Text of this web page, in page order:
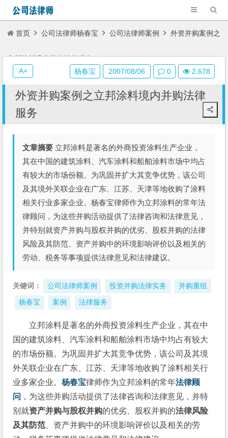
首页 公司法律师杨春宝 公司法律师案例 外资并购案例之
立邦涂料境内并购法律服务
外资并购案例之立邦涂料境内并购法律
服务
文章摘要 立邦涂料是著名的外商投资涂料生产企业，
其在中国的建筑涂料、汽车涂料和船舶涂料市场中均占
有较大的市场份额。为巩固并扩大其竞争优势，该公司
及其境外关联企业在广东、江苏、天津等地收购了涂料
相关行业多家企业。杨春宝律师作为立邦涂料的常年法
律顾问，为这些并购活动提供了法律咨询和法律意见，
并特别就资产并购与股权并购的优劣、股权并购的法律
风险及其防范、资产并购中的环境影响评价以及相关的
劳动、税务等事项提供法律意见和法律建议。
关键词： 公司法律师案例 投资并购法律实务 并购重组
杨春宝 案例 法律服务
立邦涂料是著名的外商投资涂料生产企业，其在中
国的建筑涂料、汽车涂料和船舶涂料市场中均占有较大
的市场份额。为巩固并扩大其竞争优势，该公司及其境
外关联企业在广东、江苏、天津等地收购了涂料相关行
业多家企业。杨春宝律师作为立邦涂料的常年法律顾
问 ，为这些并购活动提供了法律咨询和法律意见，并特
别就资产并购与股权并购的优劣、股权并购的法律风险
及其防范、资产并购中的环境影响评价以及相关的劳
杨春宝 2007/08/06 0 2,678
A+